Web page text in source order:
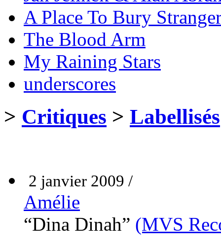
A Place To Bury
The Blood Arm
My Raining Stars
underscores
> Critiques > Labellisés
2 janvier 2009 /
Amélie
“Dina Dinah” (MVS